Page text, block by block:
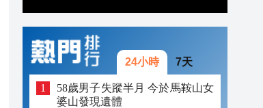
24小時 7天
58歲男子失蹤半月 今於馬鞍山女
婆山發現遺體